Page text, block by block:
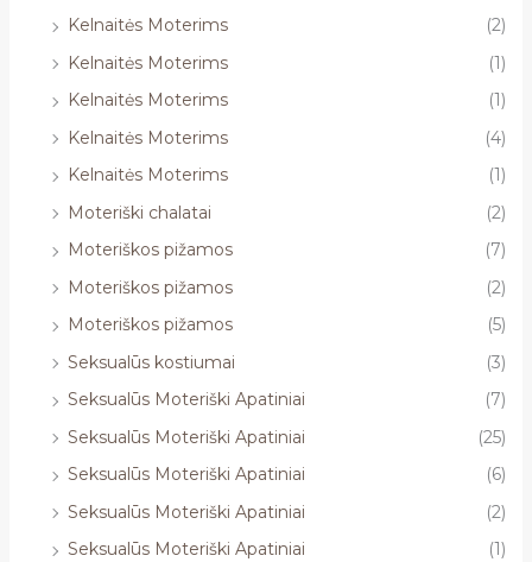
Kelnaitės Moterims
(2)
Kelnaitės Moterims
(1)
Kelnaitės Moterims
(1)
Kelnaitės Moterims
(4)
Kelnaitės Moterims
(1)
Moteriški chalatai
(2)
Moteriškos pižamos
(7)
Moteriškos pižamos
(2)
Moteriškos pižamos
(5)
Seksualūs kostiumai
(3)
Seksualūs Moteriški Apatiniai
(7)
Seksualūs Moteriški Apatiniai
(25)
Seksualūs Moteriški Apatiniai
(6)
Seksualūs Moteriški Apatiniai
(2)
Seksualūs Moteriški Apatiniai
(1)